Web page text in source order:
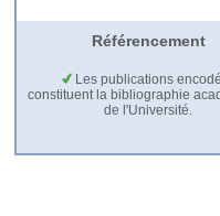
Référencement
Les publications
constituent la bibliographie
de l'Université.